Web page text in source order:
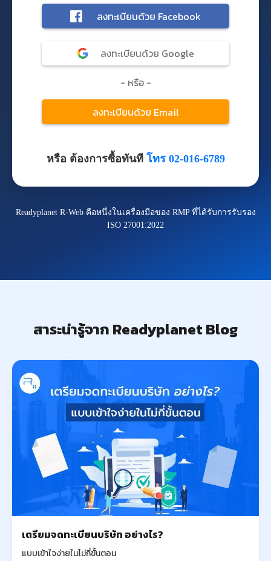
หรือ ต้องการซื้อทันที โทร 02-016-6789
Readyplanet R-Web คือหนึ่งในเครื่องมือของ RMP ที่ได้รับการรับรอง
ISO 27001:2022
สาระน่ารู้จาก Readyplanet Blog
เตรียมจดทะเบียนบริษัท อย่างไร?
แบบเข้าใจง่ายในไม่กี่ขั้นตอน